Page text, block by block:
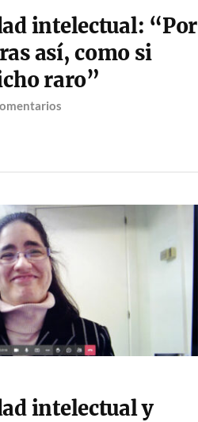
intelectual: “Por
así, como si
raro”
intelectual y